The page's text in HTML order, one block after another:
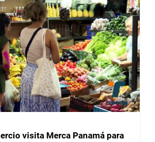
visita Merca Panamá para